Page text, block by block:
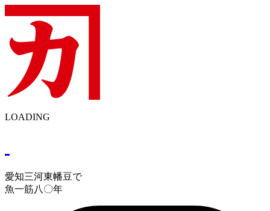
LOADING
愛知三河東幡豆で
魚一筋八〇年